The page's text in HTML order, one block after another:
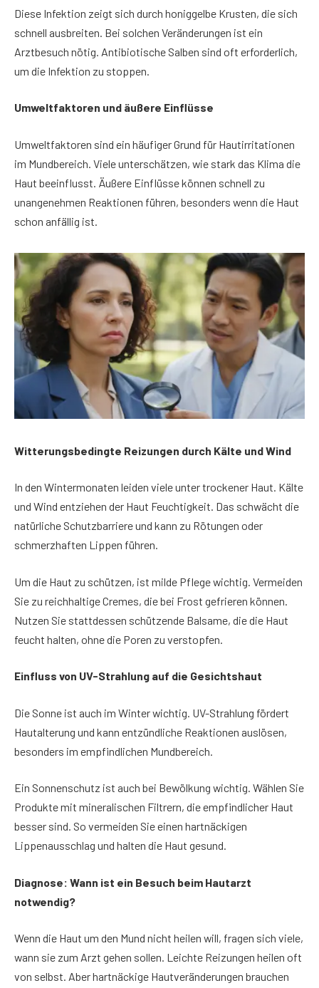
Diese Infektion zeigt sich durch honiggelbe Krusten, die sich
schnell ausbreiten. Bei solchen Veränderungen ist ein
Arztbesuch nötig. Antibiotische Salben sind oft erforderlich,
um die Infektion zu stoppen.
Umweltfaktoren und äußere Einflüsse
Umweltfaktoren sind ein häufiger Grund für Hautirritationen
im Mundbereich. Viele unterschätzen, wie stark das Klima die
Haut beeinflusst. Äußere Einflüsse können schnell zu
unangenehmen Reaktionen führen, besonders wenn die Haut
schon anfällig ist.
Witterungsbedingte Reizungen durch Kälte und Wind
In den Wintermonaten leiden viele unter trockener Haut. Kälte
und Wind entziehen der Haut Feuchtigkeit. Das schwächt die
natürliche Schutzbarriere und kann zu Rötungen oder
schmerzhaften Lippen führen.
Um die Haut zu schützen, ist milde Pflege wichtig. Vermeiden
Sie zu reichhaltige Cremes, die bei Frost gefrieren können.
Nutzen Sie stattdessen schützende Balsame, die die Haut
feucht halten, ohne die Poren zu verstopfen.
Einfluss von UV-Strahlung auf die Gesichtshaut
Die Sonne ist auch im Winter wichtig. UV-Strahlung fördert
Hautalterung und kann entzündliche Reaktionen auslösen,
besonders im empfindlichen Mundbereich.
Ein Sonnenschutz ist auch bei Bewölkung wichtig. Wählen Sie
Produkte mit mineralischen Filtrern, die empfindlicher Haut
besser sind. So vermeiden Sie einen hartnäckigen
Lippenausschlag und halten die Haut gesund.
Diagnose: Wann ist ein Besuch beim Hautarzt
notwendig?
Wenn die Haut um den Mund nicht heilen will, fragen sich viele,
wann sie zum Arzt gehen sollen. Leichte Reizungen heilen oft
von selbst. Aber hartnäckige Hautveränderungen brauchen